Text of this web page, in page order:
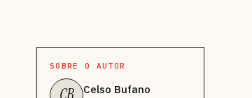
SOBRE O AUTOR
Celso Bufano